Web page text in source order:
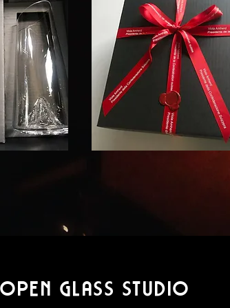
OPEN GLASS STUDIO